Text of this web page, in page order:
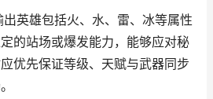
英雄包括火、水、雷、冰等属性
的站场或爆发能力，能够应对秘
优先保证等级、天赋与武器同步